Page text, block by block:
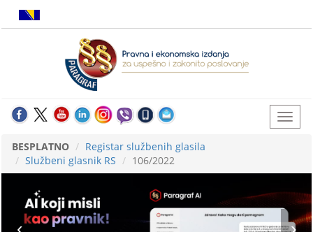
BESPLATNO
Registar službenih glasila
Službeni glasnik RS
106/2022